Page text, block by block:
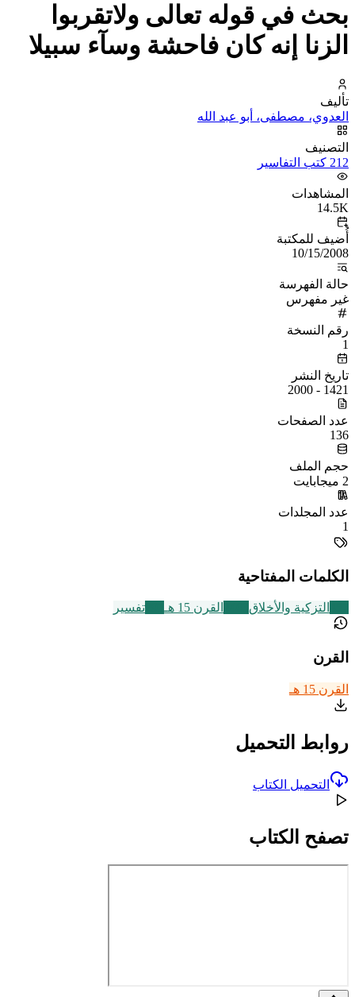
بحث في قوله تعالى ولاتقربوا
الزنا إنه كان فاحشة وسآء سبيلا
تأليف
العدوي، مصطفى، أبو عبد الله
التصنيف
212 كتب التفاسير
المشاهدات
14.5K
أُضيف للمكتبة
10/15/2008
حالة الفهرسة
غير مفهرس
رقم النسخة
1
تاريخ النشر
1421 - 2000
عدد الصفحات
136
حجم الملف
2 ميجابايت
عدد المجلدات
1
الكلمات المفتاحية
التزكية والأخلاق القرن 15 هـ تفسير
القرن
القرن 15 هـ
روابط التحميل
التحميل الكتاب
تصفح الكتاب